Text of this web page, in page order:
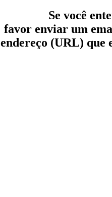
Se você
favor enviar um
endereço (URL) que